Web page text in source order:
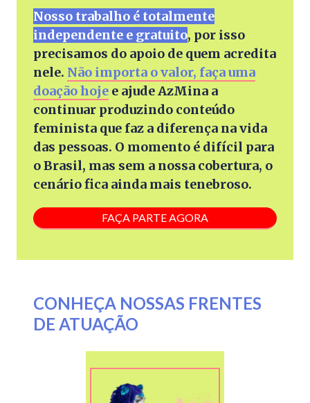
Nosso trabalho é totalmente
independente e gratuito, por isso
precisamos do apoio de quem acredita
nele. Não importa o valor, faça uma
doação hoje e ajude AzMina a
continuar produzindo conteúdo
feminista que faz a diferença na vida
das pessoas. O momento é difícil para
o Brasil, mas sem a nossa cobertura, o
cenário fica ainda mais tenebroso.
FAÇA PARTE AGORA
CONHEÇA NOSSAS FRENTES
DE ATUAÇÃO